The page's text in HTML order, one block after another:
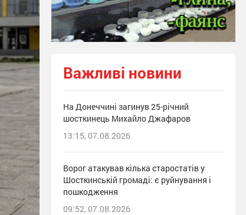
Важливі новини
На Донеччині загинув 25-річний
шосткинець Михайло Джафаров
13:15, 07.08.2026
Ворог атакував кілька старостатів у
Шосткинській громаді: є руйнування і
пошкодження
09:52, 07.08.2026